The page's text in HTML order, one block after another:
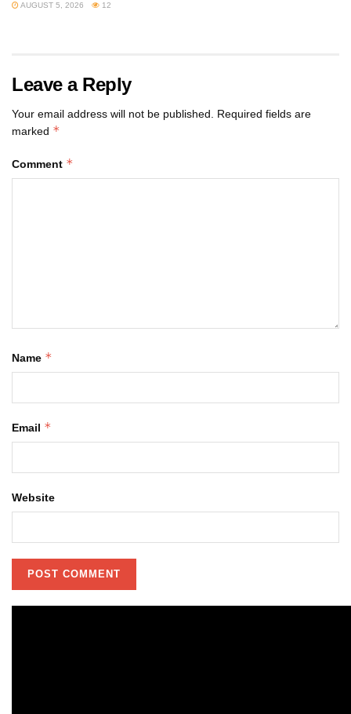
AUGUST 5, 2026 12
Leave a Reply
Your email address will not be published. Required fields are
marked *
Comment *
Name *
Email *
Website